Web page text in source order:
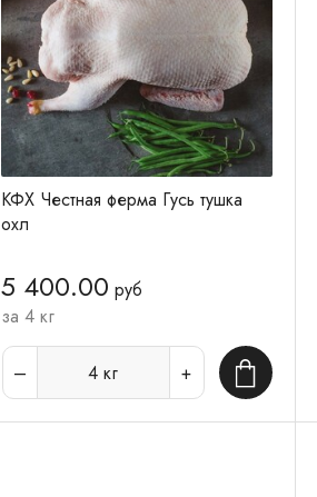
КФХ Честная ферма Гусь тушка
охл
5 400.00 руб
за 4 кг
4 кг В корзину